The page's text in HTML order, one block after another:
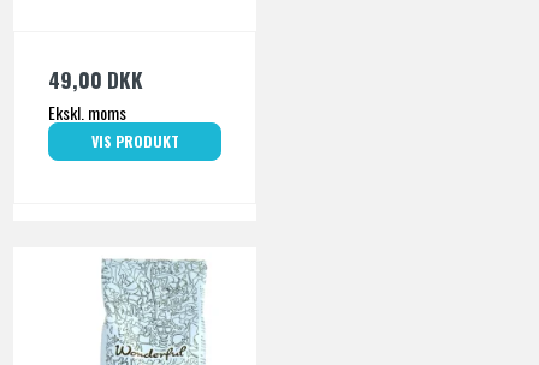
49,00 DKK
Ekskl. moms
VIS PRODUKT